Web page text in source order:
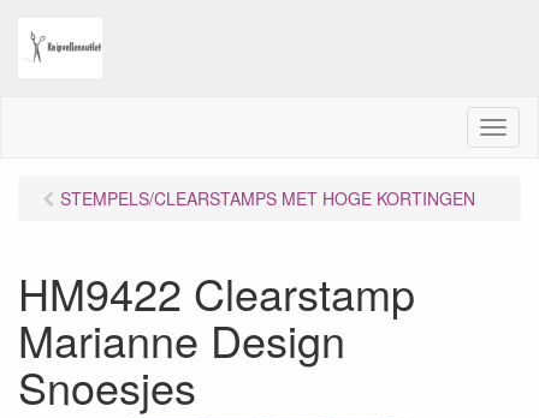
M
e
STEMPELS/CLEARSTAMPS MET HOGE KORTINGEN
HM9422 Clearstamp
Marianne Design
Snoesjes